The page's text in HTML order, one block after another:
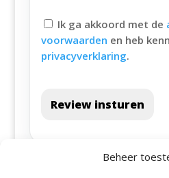
Beheer
Ik ga akkoord met de
voorwaarden en heb
privacyverklaring.
Review insturen